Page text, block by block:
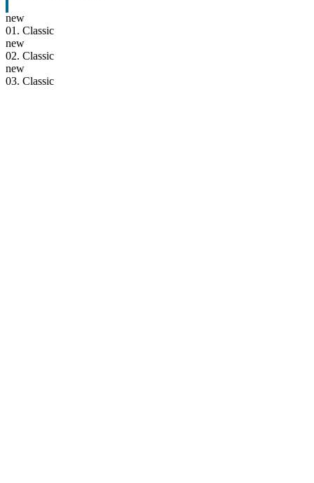
new
01. Classic
new
02. Classic
new
03. Classic